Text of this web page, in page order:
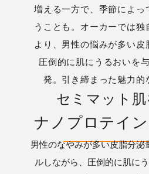
増える一方で、季節によっ
うことも。オーカーでは独
より、男性の悩みが多い皮
圧倒的に肌にうるおいを
発。引き締まった魅力的
セミマット
ナノプロテイ
男性のなやみが多い皮脂分泌
ルしながら、圧倒的に肌に